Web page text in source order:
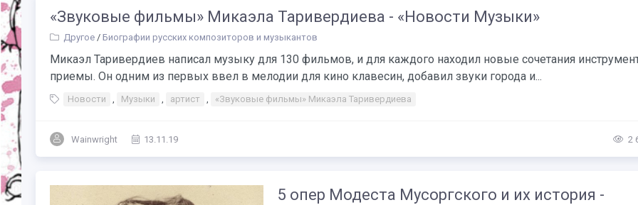
«Звуковые фильмы» Микаэла Таривердиева - «Новости Музыки»
Другое / Биографии русских композиторов и музыкантов
Микаэл Таривердиев написал музыку для 130 фильмов, и для каждого находил новые сочетания
приемы. Он одним из первых ввел в мелодии для кино клавесин, добавил звуки города и...
Новости , Музыки , артист , «Звуковые фильмы» Микаэла Таривердиева
Wainwright 13.11.19 2
5 опер Модеста Мусоргского и их история -